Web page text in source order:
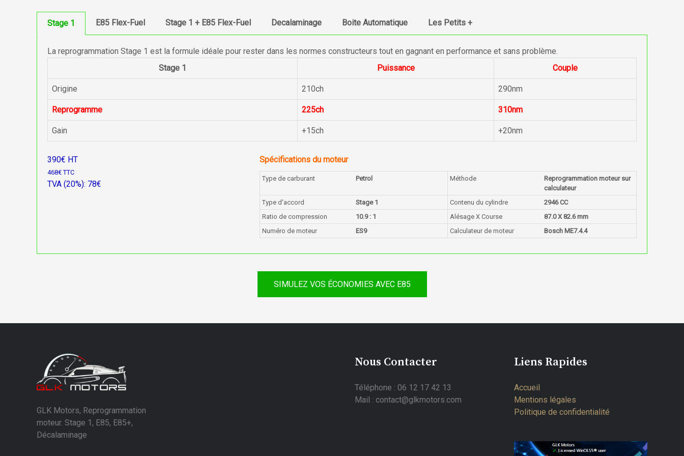
Stage 1 E85 Flex-Fuel Stage 1 + E85 Flex-Fuel Decalaminage Boite Automatique Les Petits +
La reprogrammation Stage 1 est la formule idéale pour rester dans les normes constructeurs tout en gagnant en performance et sans problème.
Stage 1
Puissance Couple
Origine 210ch 290nm
Reprogramme 225ch 310nm
Gain +15ch +20nm
390€ HT
468€ TTC
TVA (20%): 78€
Spécifications du moteur
Type de carburant Petrol Méthode
Reprogrammation moteur sur
calculateur
Type d'accord
Stage 1 Contenu du cylindre
2946 CC
Ratio de compression
10.9 : 1 Alésage X Course
87.0 X 82.6 mm
Numéro de moteur
ES9 Calculateur de moteur Bosch ME7.4.4
SIMULEZ VOS ÉCONOMIES AVEC E85
GLK Motors, Reprogrammation
moteur. Stage 1, E85, E85+,
Décalaminage
Nous Contacter
Téléphone : 06 12 17 42 13
Mail : contact@glkmotors.com
Liens Rapides
Accueil
Mentions légales
Politique de confidentialité